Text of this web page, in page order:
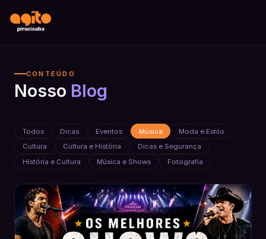
CONTEÚDO
Nosso Blog
Todos Dicas Eventos Música
Moda e Estilo
Cultura
Cultura e História
Dicas e Segurança
História e Cultura
Música e Shows Fotografia